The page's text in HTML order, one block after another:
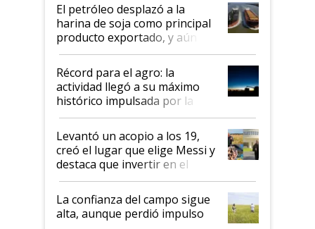
El petróleo desplazó a la
harina de soja como principal
producto exportado, y aún así
el agro aportó casi seis de cada
diez dólares y sostuvo el
liderazgo en un semestre
récord
Récord para el agro: la
actividad llegó a su máximo
histórico impulsada por la
cosecha y las exportaciones
Levantó un acopio a los 19,
creó el lugar que elige Messi y
destaca que invertir en el
kirchnerismo era como "darle
plata a un hijo para droga":
Juan Félix Rossetti, el libertario
que de una dura crisis salió
La confianza del campo sigue
alta, aunque perdió impulso